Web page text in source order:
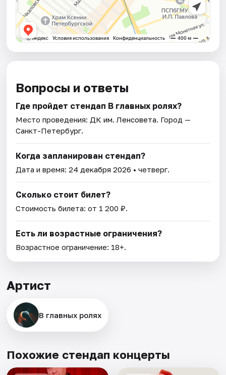
Вопросы и ответы
Где пройдет стендап В главных ролях?
Место проведения: ДК им. Ленсовета. Город —
Санкт-Петербург.
Когда запланирован стендап?
Дата и время:24 декабря 2026 • четверг.
Сколько стоит билет?
Стоимость билета: от 1 200 ₽.
Есть ли возрастные ограничения?
Возрастное ограничение: 18+.
Артист
В главных ролях
Похожие стендап концерты